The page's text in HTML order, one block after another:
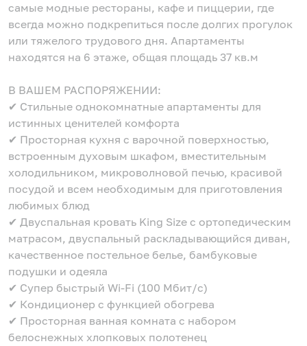
самые модные рестораны, кафе и пиццерии, где
всегда можно подкрепиться после долгих прогулок
или тяжелого трудового дня. Апартаменты
находятся на 6 этаже, общая площадь 37 кв.м
В ВАШЕМ РАСПОРЯЖЕНИИ:
✔ Стильные однокомнатные апартаменты для
истинных ценителей комфорта
✔ Просторная кухня с варочной поверхностью,
встроенным духовым шкафом, вместительным
холодильником, микроволновой печью, красивой
посудой и всем необходимым для приготовления
любимых блюд
✔ Двуспальная кровать King Size с ортопедическим
матрасом, двуспальный раскладывающийся диван,
качественное постельное белье, бамбуковые
подушки и одеяла
✔ Супер быстрый Wi-Fi (100 Мбит/с)
✔ Кондиционер с функцией обогрева
✔ Просторная ванная комната с набором
белоснежных хлопковых полотенец